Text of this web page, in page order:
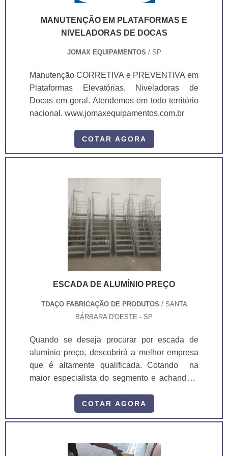
MANUTENÇÃO EM PLATAFORMAS E
NIVELADORAS DE DOCAS
JOMAX EQUIPAMENTOS / SP
Manutenção CORRETIVA e PREVENTIVA em
Plataformas Elevatórias, Niveladoras de
Docas em geral. Atendemos em todo território
nacional. www.jomaxequipamentos.com.br
COTAR AGORA
ESCADA DE ALUMÍNIO PREÇO
TDAÇO FABRICAÇÃO DE PRODUTOS / SANTA
BÁRBARA D'OESTE - SP
Quando se deseja procurar por escada de
alumínio preço, descobrirá a melhor empresa
que é altamente qualificada. Cotando na
maior especialista do segmento e achando a
atuação.UM POUCO MAIS SOBRE ESCADA
DE ALUMÍNIO PREÇOQuem busca por
no segmento, descobre a TDAÇO. A empresa
atua com guarda corpo industrial e atd 1020 -
COTAR AGORA